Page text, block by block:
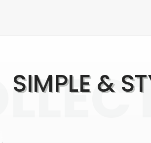
SIMPLE &